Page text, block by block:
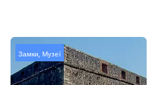
Замки, Музеї